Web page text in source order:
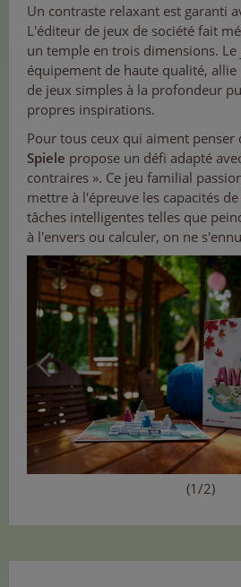
Un contraste relaxant est garanti
L'éditeur de jeux de société fait
un temple en trois dimensions.
équipement de haute qualité,
de jeux simples à la profondeur
propres inspirations.
Pour tous ceux qui aiment penser
Spiele propose un défi adapté
contraires ». Ce jeu familial
mettre à l'épreuve les capacités
tâches intelligentes telles que
à l'envers ou calculer, on ne
(1/2)